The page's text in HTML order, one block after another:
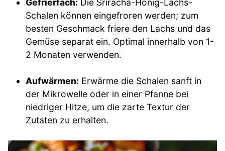
Gefrierfach: Die Sriracha-Honig-Lachs-
Schalen können eingefroren werden; zum
besten Geschmack friere den Lachs und das
Gemüse separat ein. Optimal innerhalb von 1-
2 Monaten verwenden.
Aufwärmen: Erwärme die Schalen sanft in
der Mikrowelle oder in einer Pfanne bei
niedriger Hitze, um die zarte Textur der
Zutaten zu erhalten.